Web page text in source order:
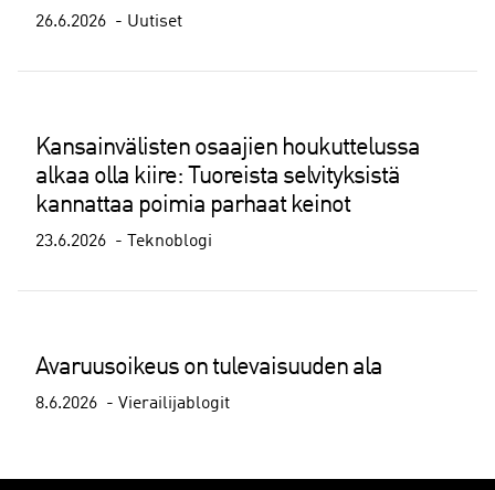
26.6.2026 Uutiset
Kansainvälisten osaajien houkuttelussa
alkaa olla kiire: Tuoreista selvityksistä
kannattaa poimia parhaat keinot
23.6.2026 Teknoblogi
Avaruusoikeus on tulevaisuuden ala
8.6.2026 Vierailijablogit